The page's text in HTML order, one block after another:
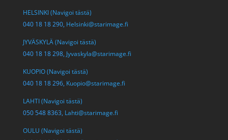
HELSINKI (Navigoi tästä)
040 18 18 290, Helsinki@starimage.fi
JYVÄSKYLÄ (Navigoi tästä)
040 18 18 298, Jyvaskyla@starimage.fi
KUOPIO (Navigoi tästä)
040 18 18 296, Kuopio@starimage.fi
LAHTI (Navigoi tästä)
050 548 8363, Lahti@starimage.fi
OULU (Navigoi tästä)